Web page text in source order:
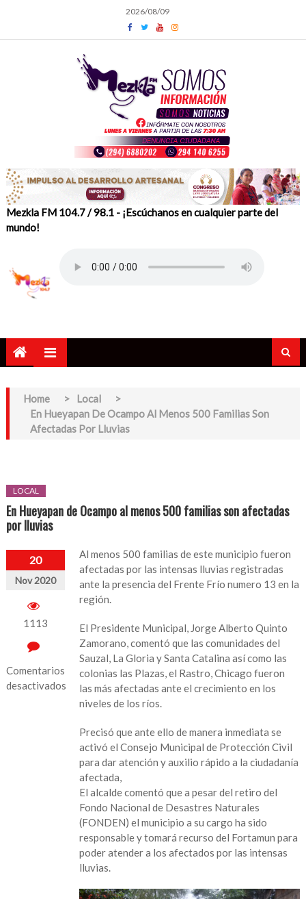
content
2026/08/09
Mezkla FM 104.7 / 98.1 - ¡Escúchanos en cualquier parte del
mundo!
Home > Local
>
En Hueyapan De Ocampo Al Menos 500 Familias Son
Afectadas Por Lluvias
LOCAL
En Hueyapan de Ocampo al menos 500 familias son afectadas
por lluvias
20
Nov 2020
1113
Comentarios
desactivados
Al menos 500 familias de este municipio fueron
afectadas por las intensas lluvias registradas
ante la presencia del Frente Frío numero 13 en la
región.
El Presidente Municipal, Jorge Alberto Quinto
Zamorano, comentó que las comunidades del
Sauzal, La Gloria y Santa Catalina así como las
colonias las Plazas, el Rastro, Chicago fueron
las más afectadas ante el crecimiento en los
niveles de los ríos.
Precisó que ante ello de manera inmediata se
activó el Consejo Municipal de Protección Civil
para dar atención y auxilio rápido a la ciudadanía
afectada,
El alcalde comentó que a pesar del retiro del
Fondo Nacional de Desastres Naturales
(FONDEN) el municipio a su cargo ha sido
responsable y tomará recurso del Fortamun para
poder atender a los afectados por las intensas
lluvias.